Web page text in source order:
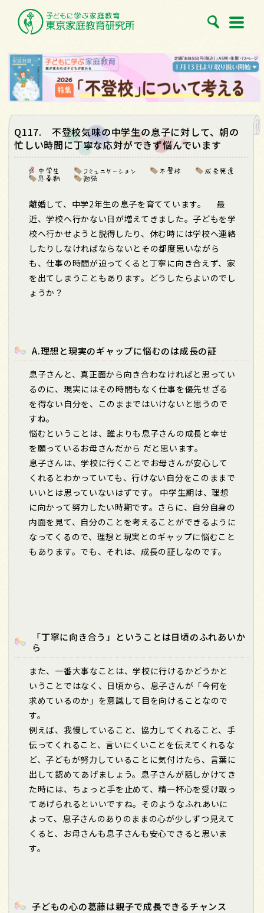
Q117. 不登校気味の中学生の息子に対して、朝の
忙しい時間に丁寧な応対ができず悩んでいます
中学生 コミュニケーション 不登校
成長発達
思春期
勉強
離婚して、中学2年生の息子を育てています。 最
近、学校へ行かない日が増えてきました。子どもを学
校へ行かせようと説得したり、休む時には学校へ連絡
したりしなければならないとその都度思いながら
も、仕事の時間が迫ってくると丁寧に向き合えず、家
を出てしまうこともあります。どうしたらよいのでし
ょうか？
A.理想と現実のギャップに悩むのは成長の証
息子さんと、真正面から向き合わなければと思ってい
るのに、現実にはその時間もなく仕事を優先せざる
を得ない自分を、このままではいけないと思うので
すね。
悩むということは、誰よりも息子さんの成長と幸せ
を願っているお母さんだから だと思います。
息子さんは、学校に行くことでお母さんが安心して
くれるとわかっていても、行けない自分をこのままで
いいとは思っていないはずです。 中学生期は、理想
に向かって努力したい時期です。さらに、自分自身の
内面を見て、自分のことを考えることができるように
なってくるので、理想と現実とのギャップに悩むこと
もあります。でも、それは、成長の証しなのです。
「丁寧に向き合う」ということは日頃のふれあいか
ら
また、一番大事なことは、学校に行けるかどうかと
いうことではなく、日頃から、息子さんが「今何を
求めているのか」を意識して目を向けることなので
す。
例えば、我慢していること、協力してくれること、手
伝ってくれること、言いにくいことを伝えてくれるな
ど、子どもが努力していることに気付けたら、言葉に
出して認めてあげましょう。息子さんが話しかけてき
た時には、ちょっと手を止めて、精一杯心を受け取っ
てあげられるといいですね。そのようなふれあいに
よって、息子さんのありのままの心が少しずつ見えて
くると、お母さんも息子さんも安心できると思いま
す。
子どもの心の葛藤は親子で成長できるチャンス